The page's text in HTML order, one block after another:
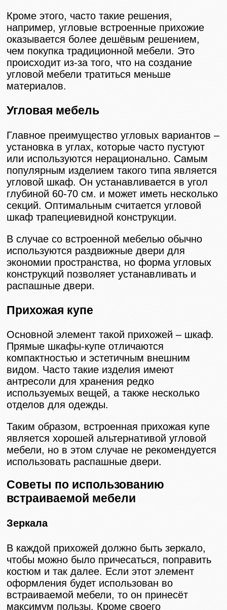
Кроме этого, часто такие решения,
например, угловые встроенные прихожие
оказывается более дешёвым решением,
чем покупка традиционной мебели. Это
происходит из-за того, что на создание
угловой мебели тратиться меньше
материалов.
Угловая мебель
Главное преимущество угловых вариантов –
установка в углах, которые часто пустуют
или используются нерационально. Самым
популярным изделием такого типа является
угловой шкаф. Он устанавливается в угол
глубиной 60-70 см. и может иметь несколько
секций. Оптимальным считается угловой
шкаф трапециевидной конструкции.
В случае со встроенной мебелью обычно
используются раздвижные двери для
экономии пространства, но форма угловых
конструкций позволяет устанавливать и
распашные двери.
Прихожая купе
Основной элемент такой прихожей – шкаф.
Прямые шкафы-купе отличаются
компактностью и эстетичным внешним
видом. Часто такие изделия имеют
антресоли для хранения редко
используемых вещей, а также несколько
отделов для одежды.
Таким образом, встроенная прихожая купе
является хорошей альтернативой угловой
мебели, но в этом случае не рекомендуется
использовать распашные двери.
Советы по использованию
встраиваемой мебели
Зеркала
В каждой прихожей должно быть зеркало,
чтобы можно было причесаться, поправить
костюм и так далее. Если этот элемент
оформления будет использован во
встраиваемой мебели, то он принесёт
максимум пользы. Кроме своего